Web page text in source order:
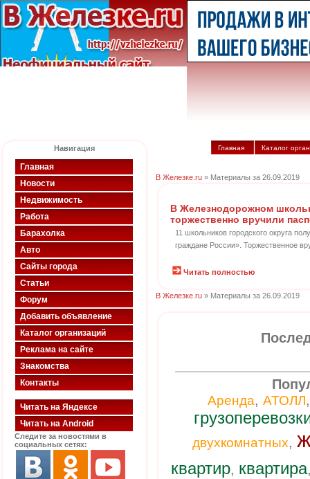
Навигация
Главная
Новости
Недвижимость
Работа
Барахолка
Авто
Сайты города
Статьи
Форум
Добавить объявление
Каталог организаций
Реклама на сайте
Знакомства
Контакты
Читать на Яндексе
Читать на Android
Следите за новостями в
социальных сетях:
Главная Каталог
В Железке.ru » Материалы за 26.09.2019
В Железнодорожном
торжественно вручили
11 школьников городского округа
граждане России». Торжественное
Читать полностью
В Железке.ru » Материалы за 26.09.2019
Аренда, АТОЛЛ
двухкомнатных,
квартир, квартира